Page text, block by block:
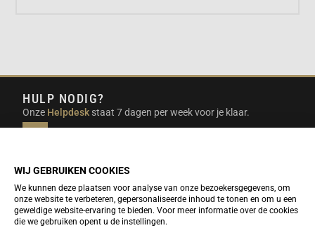
HULP NODIG?
Onze Helpdesk staat 7 dagen per week voor je klaar.
beantwoorden.
NIEUWSBRIEF
Meld je nu gratis aan voor de DTS-Nieuwsbrief en ontvang het
WIJ GEBRUIKEN COOKIES
We kunnen deze plaatsen voor analyse van onze bezoekersgegevens, om
onze website te verbeteren, gepersonaliseerde inhoud te tonen en om u een
geweldige website-ervaring te bieden. Voor meer informatie over de cookies
die we gebruiken opent u de instellingen.